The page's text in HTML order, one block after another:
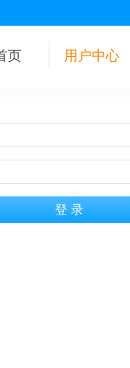
页 用户中心